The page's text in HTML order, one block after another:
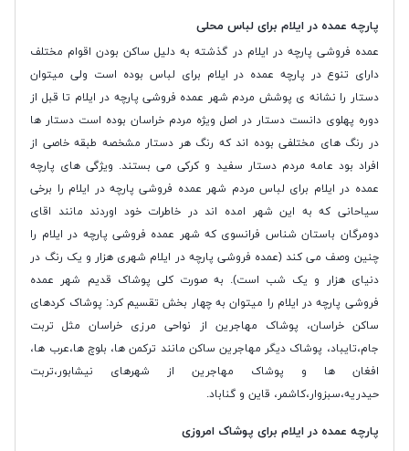
پارچه عمده در ایلام برای لباس محلی
عمده فروشی پارچه در ایلام در گذشته به دلیل ساکن بودن اقوام مختلف
دارای تنوع در پارچه عمده در ایلام برای لباس بوده است ولی میتوان
دستار را نشانه ی پوشش مردم شهر عمده فروشی پارچه در ایلام تا قبل از
دوره پهلوی دانست دستار در اصل ویژه مردم خراسان بوده است دستار ها
در رنگ های مختلفی بوده اند که رنگ هر دستار مشخصه طبقه خاصی از
افراد بود عامه مردم دستار سفید و کرکی می بستند. ویژگی های پارچه
عمده در ایلام برای لباس مردم شهر عمده فروشی پارچه در ایلام را برخی
سیاحانی که به این شهر امده اند در خاطرات خود اوردند مانند اقای
دومرگان باستان شناس فرانسوی که شهر عمده فروشی پارچه در ایلام را
چنین وصف می کند (عمده فروشی پارچه در ایلام شهری هزار و یک رنگ در
دنیای هزار و یک شب است). به صورت کلی پوشاک قدیم شهر عمده
فروشی پارچه در ایلام را میتوان به چهار بخش تقسیم کرد: پوشاک کردهای
ساکن خراسان، پوشاک مهاجرین از نواحی مرزی خراسان مثل تربت
جام،تایباد، پوشاک دیگر مهاجرین ساکن مانند ترکمن ها، بلوچ ها،عرب ها،
افغان ها و پوشاک مهاجرین از شهرهای نیشابور،تربت
حیدریه،سبزوار،کاشمر، قاین و گناباد.
پارچه عمده در ایلام برای پوشاک امروزی